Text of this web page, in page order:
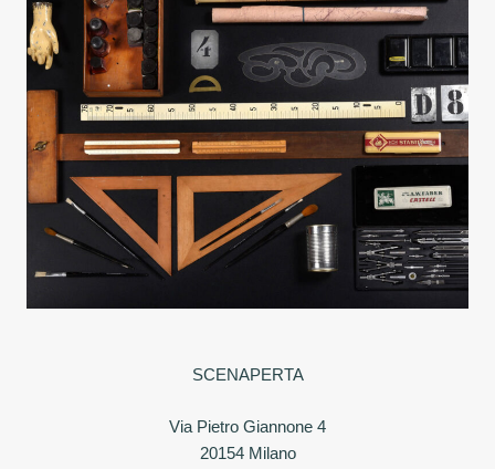
SCENAPERTA
Via Pietro Giannone 4
20154 Milano